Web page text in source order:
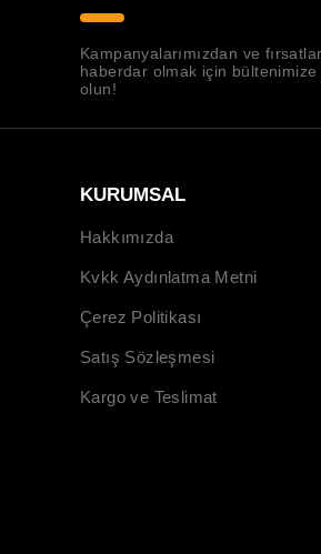
Kampanyalarımızdan ve
haberdar olmak için bültenimize
olun!
KURUMSAL
Hakkımızda
Kvkk Aydınlatma Metni
Çerez Politikası
Satış Sözleşmesi
Kargo ve Teslimat